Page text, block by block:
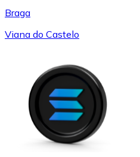
Braga
Viana do Castelo